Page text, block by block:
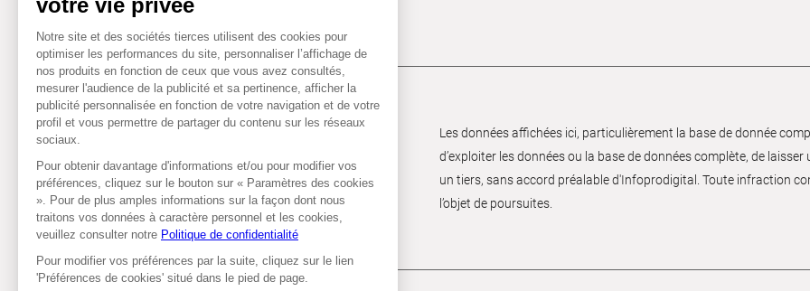
Les données affichées ici, particulièrement la base de donnée
d’exploiter les données ou la base de données complète, de
un tiers, sans accord préalable d'Infoprodigital. Toute infraction
l’objet de poursuites.